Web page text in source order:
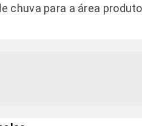
chuva para a área